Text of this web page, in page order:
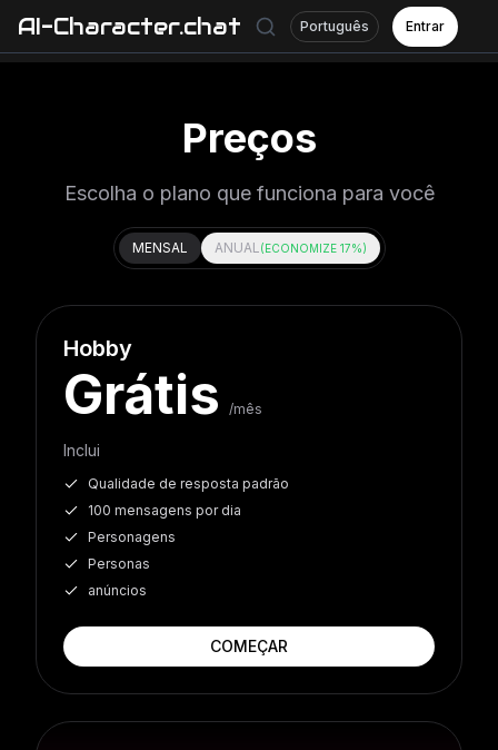
AI-Character.chat Português Entrar
Preços
Escolha o plano que funciona para você
MENSAL ANUAL(ECONOMIZE 17%)
Hobby
Grátis /mês
Inclui
Qualidade de resposta padrão
100 mensagens por dia
Personagens
Personas
anúncios
COMEÇAR